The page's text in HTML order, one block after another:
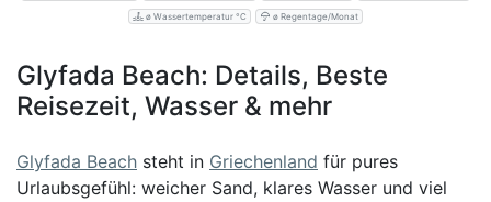
ø Wassertemperatur °C ø Regentage/Monat
Glyfada Beach: Details, Beste
Reisezeit, Wasser & mehr
Glyfada Beach steht in Griechenland für pures
Urlaubsgefühl: weicher Sand, klares Wasser und viel